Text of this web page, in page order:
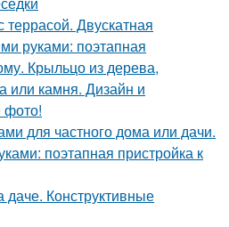
Двускатная
руками: поэтапная
Крыльцо из дерева,
или камня. Дизайн и
фото!
для частного дома или дачи.
поэтапная пристройка к
Конструктивные